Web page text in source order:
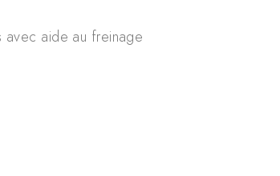
avec aide au freinage